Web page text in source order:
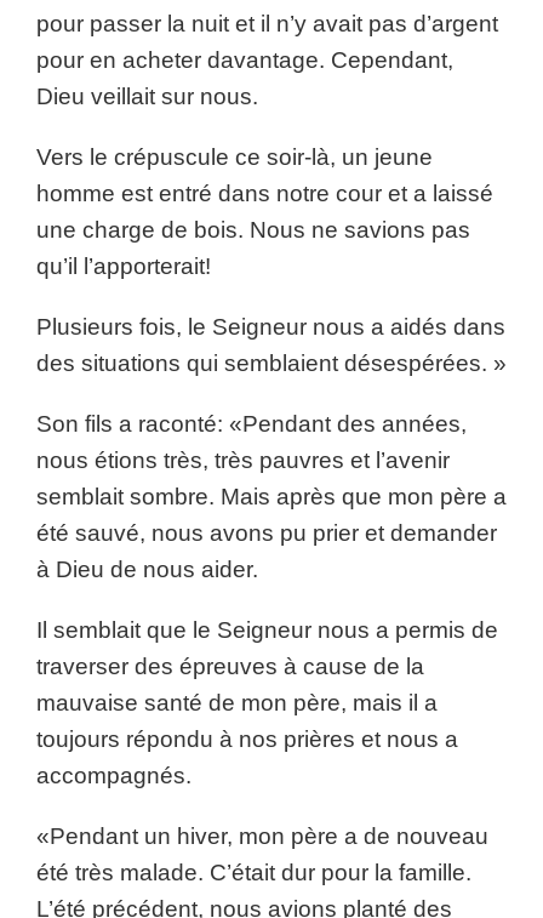
pour passer la nuit et il n’y avait pas d’argent
pour en acheter davantage. Cependant,
Dieu veillait sur nous.
Vers le crépuscule ce soir-là, un jeune
homme est entré dans notre cour et a laissé
une charge de bois. Nous ne savions pas
qu’il l’apporterait!
Plusieurs fois, le Seigneur nous a aidés dans
des situations qui semblaient désespérées. »
Son fils a raconté: «Pendant des années,
nous étions très, très pauvres et l’avenir
semblait sombre. Mais après que mon père a
été sauvé, nous avons pu prier et demander
à Dieu de nous aider.
Il semblait que le Seigneur nous a permis de
traverser des épreuves à cause de la
mauvaise santé de mon père, mais il a
toujours répondu à nos prières et nous a
accompagnés.
«Pendant un hiver, mon père a de nouveau
été très malade. C’était dur pour la famille.
L’été précédent, nous avions planté des